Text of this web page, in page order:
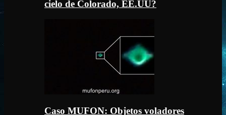
cielo de Colorado, EE.UU?
Caso MUFON: Objetos voladores